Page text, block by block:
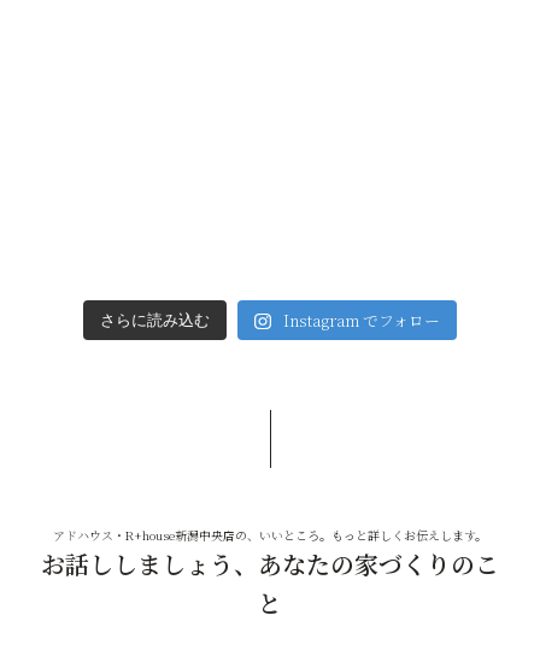
さらに読み込む Instagram でフォロー
アドハウス・R+house新潟中央店の、いいところ。もっと詳しくお伝えします。
お話ししましょう、あなたの家づくりのこ
と